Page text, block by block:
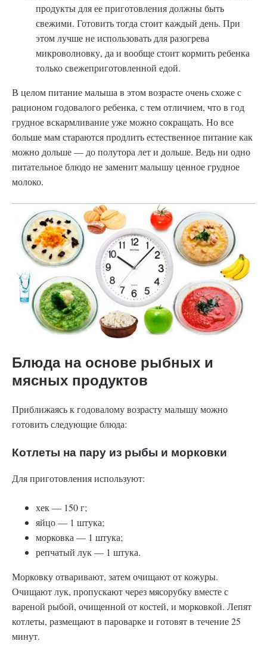
продукты для ее приготовления должны быть
свежими. Готовить тогда стоит каждый день. При
этом лучше не использовать для разогрева
микроволновку, да и вообще стоит кормить ребенка
только свежеприготовленной едой.
В целом питание малыша в этом возрасте очень схоже с
рационом годовалого ребенка, с тем отличием, что в год
грудное вскармливание уже можно сокращать. Но все
больше мам стараются продлить естественное питание как
можно дольше — до полутора лет и дольше. Ведь ни одно
питательное блюдо не заменит малышу ценное грудное
молоко.
Блюда на основе рыбных и
мясных продуктов
Приближаясь к годовалому возрасту малышу можно
готовить следующие блюда:
Котлеты на пару из рыбы и морковки
Для приготовления используют:
хек — 150 г;
яйцо — 1 штука;
морковка — 1 штука;
репчатый лук — 1 штука.
Морковку отваривают, затем очищают от кожуры.
Очищают лук, пропускают через мясорубку вместе с
вареной рыбой, очищенной от костей, и морковкой. Лепят
котлеты, размещают в пароварке и готовят в течение 25
минут.